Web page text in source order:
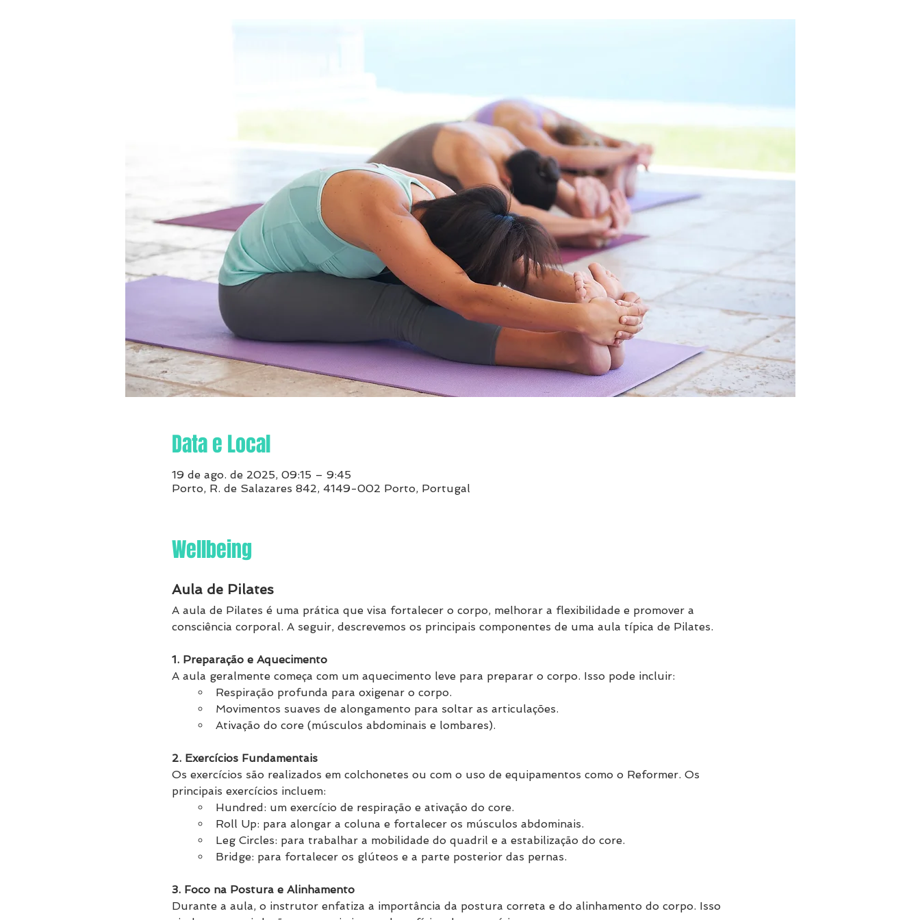
Data e Local
19 de ago. de 2025, 09:15 – 9:45
Porto, R. de Salazares 842, 4149-002 Porto, Portugal
Wellbeing
Aula de Pilates
A aula de Pilates é uma prática que visa fortalecer o corpo, melhorar a flexibilidade e promover a
consciência corporal. A seguir, descrevemos os principais componentes de uma aula típica de Pilates.
1. Preparação e Aquecimento
A aula geralmente começa com um aquecimento leve para preparar o corpo. Isso pode incluir:
Respiração profunda para oxigenar o corpo.
Movimentos suaves de alongamento para soltar as articulações.
Ativação do core (músculos abdominais e lombares).
2. Exercícios Fundamentais
Os exercícios são realizados em colchonetes ou com o uso de equipamentos como o Reformer. Os
principais exercícios incluem:
Hundred: um exercício de respiração e ativação do core.
Roll Up: para alongar a coluna e fortalecer os músculos abdominais.
Leg Circles: para trabalhar a mobilidade do quadril e a estabilização do core.
Bridge: para fortalecer os glúteos e a parte posterior das pernas.
3. Foco na Postura e Alinhamento
Durante a aula, o instrutor enfatiza a importância da postura correta e do alinhamento do corpo. Isso